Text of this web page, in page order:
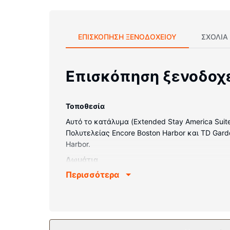
ΕΠΙΣΚΌΠΗΣΗ ΞΕΝΟΔΟΧΕΊΟΥ ΣΧΌΛΙΑ
Επισκόπηση
Τοποθεσία
Αυτό το κατάλυμα (Extended Stay America
Πολυτελείας Encore Boston Harbor και TD
Harbor.
Δωμάτια
Νιώστε σαν στο σπίτι σας σε ένα από τα 123
Επωφεληθείτε από τις ψυχαγωγικές
Περισσότερα